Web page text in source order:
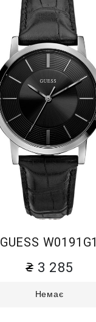
GUESS W0191G1
3 285
Немає